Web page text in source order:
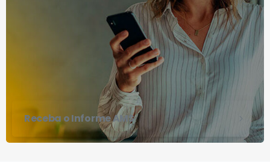
Receba o Informe AMS